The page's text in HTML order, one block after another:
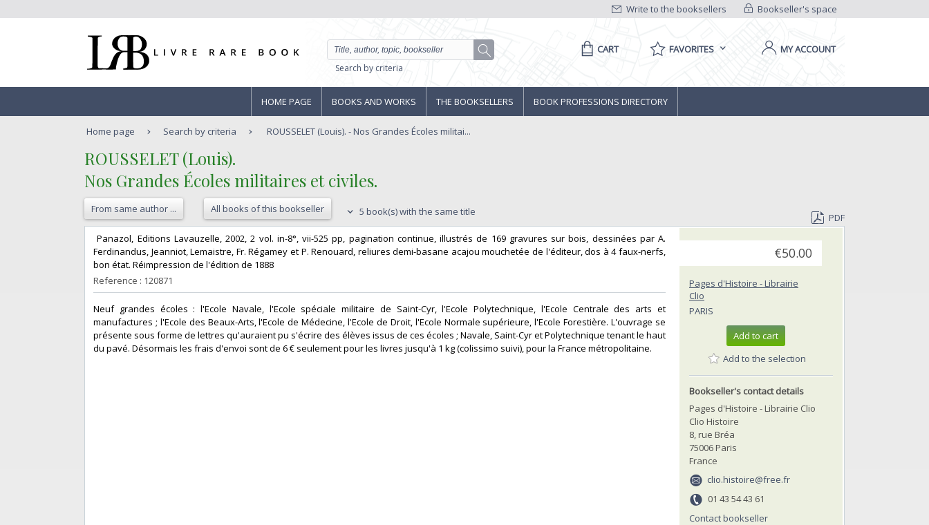
Bookseller's space
Write to the booksellers
Search by criteria
CART FAVORITES MY ACCOUNT
HOME PAGE BOOKS AND WORKS THE BOOKSELLERS BOOK PROFESSIONS DIRECTORY
Home page Search by criteria ROUSSELET (Louis). - Nos Grandes Écoles militai...
‎ROUSSELET (Louis).‎
‎Nos Grandes Écoles militaires et civiles.‎
From same author ... All books of this bookseller 5 book(s) with the same title
PDF
‎ Panazol, Editions Lavauzelle, 2002, 2 vol. in-8°, vii-525 pp, pagination continue, illustrés de 169 gravures sur bois, dessinées par A.
Ferdinandus, Jeanniot, Lemaistre, Fr. Régamey et P. Renouard, reliures demi-basane acajou mouchetée de l'éditeur, dos à 4 faux-nerfs,
bon état. Réimpression de l'édition de 1888‎
Reference : 120871
‎Neuf grandes écoles : l'Ecole Navale, l'Ecole spéciale militaire de Saint-Cyr, l'Ecole Polytechnique, l'Ecole Centrale des arts et
manufactures ; l'Ecole des Beaux-Arts, l'Ecole de Médecine, l'Ecole de Droit, l'Ecole Normale supérieure, l'Ecole Forestière. L'ouvrage se
présente sous forme de lettres qu'auraient pu s'écrire des élèves issus de ces écoles ; Navale, Saint-Cyr et Polytechnique tenant le haut
du pavé. Désormais les frais d'envoi sont de 6 € seulement pour les livres jusqu'à 1 kg (colissimo suivi), pour la France métropolitaine.‎
€50.00
Pages d'Histoire - Librairie
Clio
PARIS
Add to cart
Add to the selection
Bookseller's contact details
Pages d'Histoire - Librairie Clio
Clio Histoire
8, rue Bréa
75006 Paris
France
clio.histoire@free.fr
01 43 54 43 61
Contact bookseller